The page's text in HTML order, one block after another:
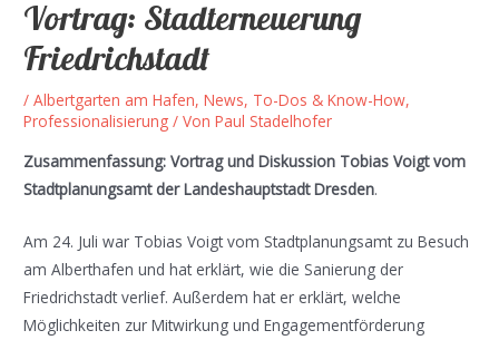
Vortrag: Stadterneuerung
Friedrichstadt
/Albertgarten am Hafen,News, To-Dos & Know-How,
Professionalisierung / VonPaul Stadelhofer
Zusammenfassung: Vortrag und Diskussion Tobias Voigt vom
Stadtplanungsamt der Landeshauptstadt Dresden.
Am 24. Juli war Tobias Voigt vom Stadtplanungsamt zu Besuch
am Alberthafen und hat erklärt, wie die Sanierung der
Friedrichstadt verlief. Außerdem hat er erklärt, welche
Möglichkeiten zur Mitwirkung und Engagementförderung